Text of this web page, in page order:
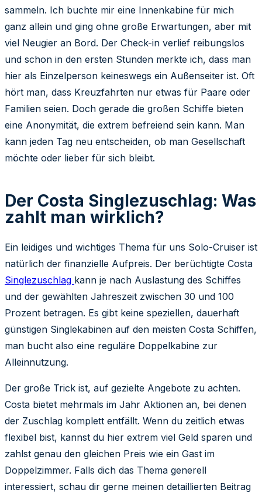
sammeln. Ich buchte mir eine Innenkabine für mich
ganz allein und ging ohne große Erwartungen, aber mit
viel Neugier an Bord. Der Check-in verlief reibungslos
und schon in den ersten Stunden merkte ich, dass man
hier als Einzelperson keineswegs ein Außenseiter ist. Oft
hört man, dass Kreuzfahrten nur etwas für Paare oder
Familien seien. Doch gerade die großen Schiffe bieten
eine Anonymität, die extrem befreiend sein kann. Man
kann jeden Tag neu entscheiden, ob man Gesellschaft
möchte oder lieber für sich bleibt.
Der Costa Singlezuschlag: Was
zahlt man wirklich?
Ein leidiges und wichtiges Thema für uns Solo-Cruiser ist
natürlich der finanzielle Aufpreis. Der berüchtigte Costa
Singlezuschlag kann je nach Auslastung des Schiffes
und der gewählten Jahreszeit zwischen 30 und 100
Prozent betragen. Es gibt keine speziellen, dauerhaft
günstigen Singlekabinen auf den meisten Costa Schiffen,
man bucht also eine reguläre Doppelkabine zur
Alleinnutzung.
Der große Trick ist, auf gezielte Angebote zu achten.
Costa bietet mehrmals im Jahr Aktionen an, bei denen
der Zuschlag komplett entfällt. Wenn du zeitlich etwas
flexibel bist, kannst du hier extrem viel Geld sparen und
zahlst genau den gleichen Preis wie ein Gast im
Doppelzimmer. Falls dich das Thema generell
interessiert, schau dir gerne meinen detaillierten Beitrag